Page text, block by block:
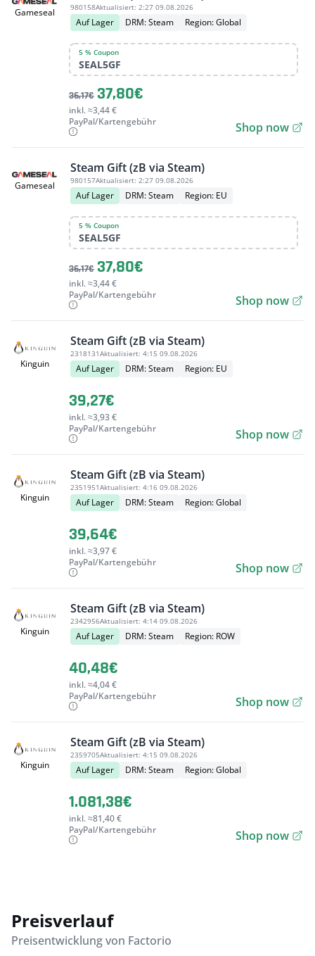
Gameseal 980158Aktualisiert: 2:27 09.08.2026
Auf Lager DRM: Steam Region: Global
5 % Coupon
SEAL5GF
36,17€ 37,80€
inkl. ≈3,44 €
PayPal/Kartengebühr
Shop now
Gameseal
Steam Gift (zB via Steam)
980157Aktualisiert: 2:27 09.08.2026
Auf Lager DRM: Steam Region: EU
5 % Coupon
SEAL5GF
36,17€ 37,80€
inkl. ≈3,44 €
PayPal/Kartengebühr
Shop now
Kinguin
Steam Gift (zB via Steam)
2318131Aktualisiert: 4:15 09.08.2026
Auf Lager DRM: Steam Region: EU
39,27€
inkl. ≈3,93 €
PayPal/Kartengebühr
Shop now
Kinguin
Steam Gift (zB via Steam)
2351951Aktualisiert: 4:16 09.08.2026
Auf Lager DRM: Steam Region: Global
39,64€
inkl. ≈3,97 €
PayPal/Kartengebühr
Shop now
Kinguin
Steam Gift (zB via Steam)
2342956Aktualisiert: 4:14 09.08.2026
Auf Lager DRM: Steam Region: ROW
40,48€
inkl. ≈4,04 €
PayPal/Kartengebühr
Shop now
Kinguin
Steam Gift (zB via Steam)
2359705Aktualisiert: 4:15 09.08.2026
Auf Lager DRM: Steam Region: Global
1.081,38€
inkl. ≈81,40 €
PayPal/Kartengebühr
Shop now
Preisverlauf
Preisentwicklung von Factorio